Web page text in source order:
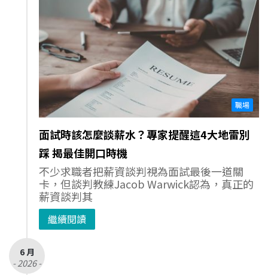
職場
面試時該怎麼談薪水？專家提醒這4大地雷別
踩 揭最佳開口時機
不少求職者把薪資談判視為面試最後一道關
卡，但談判教練Jacob Warwick認為，真正的
薪資談判其
繼續閱讀
6 月
- 2026 -